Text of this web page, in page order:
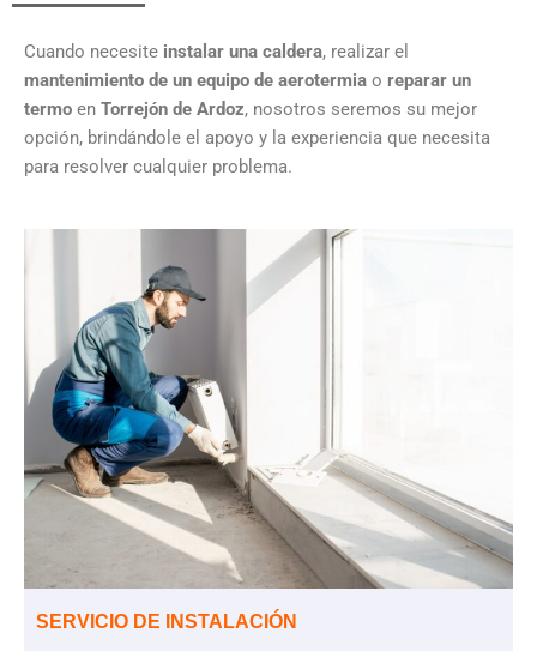
Cuando necesite instalar una caldera, realizar el
mantenimiento de un equipo de aerotermia o reparar un
termo en Torrejón de Ardoz, nosotros seremos su mejor
opción, brindándole el apoyo y la experiencia que necesita
para resolver cualquier problema.
SERVICIO DE INSTALACIÓN